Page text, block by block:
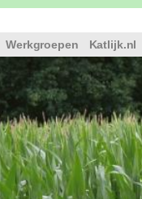
Werkgroepen Katlijk.nl